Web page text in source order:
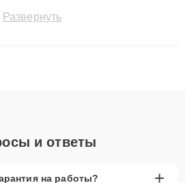
3 лет. Наши мастера решают
Развернуть
и ответы
на работы? +